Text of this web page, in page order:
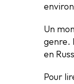
Un
genre.
en
Pour